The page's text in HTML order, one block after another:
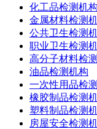
化工品检测机构
金属材料检测
公共卫生检测
职业卫生检测
高分子材料检
油品检测机构
一次性用品检
橡胶制品检测
塑料制品检测
房屋安全检测